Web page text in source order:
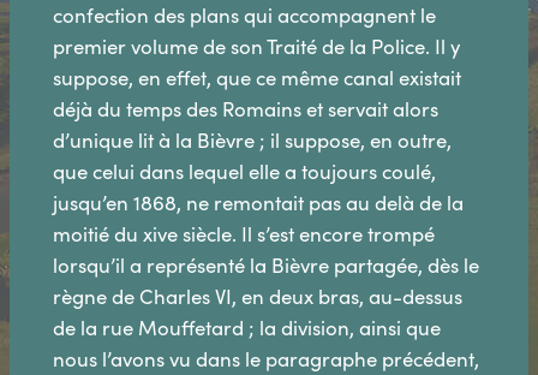
confection des plans qui accompagnent le
premier volume de son Traité de la Police. Il y
suppose, en effet, que ce même canal existait
déjà du temps des Romains et servait alors
d’unique lit à la Bièvre ; il suppose, en outre,
que celui dans lequel elle a toujours coulé,
jusqu’en 1868, ne remontait pas au delà de la
moitié du xive siècle. Il s’est encore trompé
lorsqu’il a représenté la Bièvre partagée, dès le
règne de Charles VI, en deux bras, au-dessus
de la rue Mouffetard ; la division, ainsi que
nous l’avons vu dans le paragraphe précédent,